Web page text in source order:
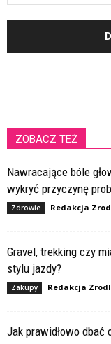
ZOBACZ TEŻ
Nawracające bóle
wykryć przyczynę
Zdrowie Redakcja
Gravel, trekking czy
stylu jazdy?
Zakupy Redakcja
Jak prawidłowo dbać